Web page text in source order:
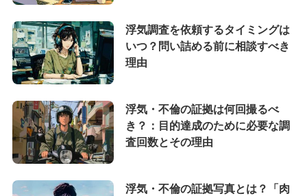
浮気調査を依頼するタイミングは
いつ？問い詰める前に相談すべき
理由
浮気・不倫の証拠は何回撮るべ
き？：目的達成のために必要な調
査回数とその理由
浮気・不倫の証拠写真とは？「肉